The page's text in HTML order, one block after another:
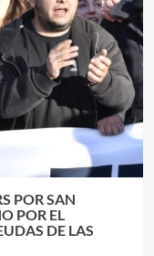
POR SAN
POR EL
DE LAS